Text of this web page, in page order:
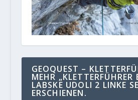
GEOQUEST –
MEHR „KLETTERFÜHRER
LABSKE UDOLI 2 LINKE
ERSCHIENEN.